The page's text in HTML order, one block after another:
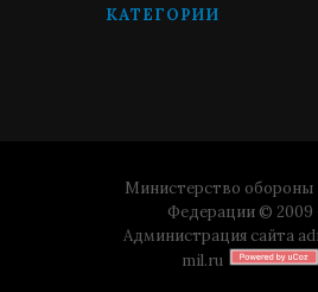
КАТЕГОРИИ
Министерство обороны
Федерации © 2009
Администрация сайта
mil.ru